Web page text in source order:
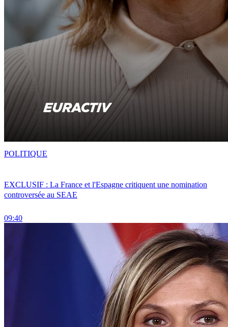
EXCLUSIF : La France et l'Espagne critiquent une nomination
controversée au SEAE
09:40
POLITIQUE